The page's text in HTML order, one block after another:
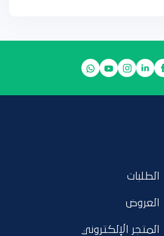
الطلبات
العروض
المتجر الإلكتروني